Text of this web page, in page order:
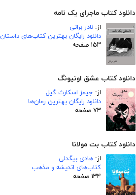
دانلود کتاب ماجرای یک نامه
از: نادر براتی
دانلود رایگان بهترین کتاب‌های داستان
۱۵۳ صفحه
دانلود کتاب عشق اونیونگ
از: جیمز اسکارث گیل
دانلود رایگان بهترین رمان‌ها
۷۳ صفحه
دانلود کتاب بت مولانا
از: هادی بیگدلی
کتاب‌های اندیشه و مذهب
۱۳۴ صفحه